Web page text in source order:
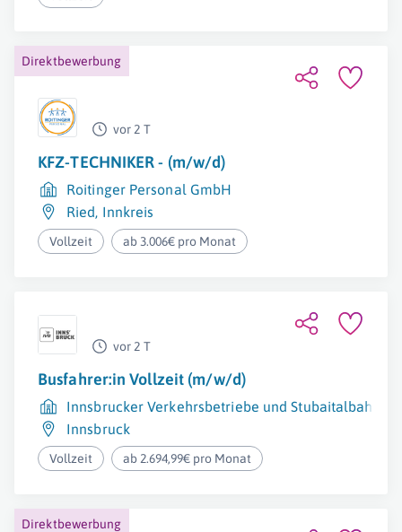
Direktbewerbung
vor 2 T
KFZ-TECHNIKER - (m/w/d)
Roitinger Personal GmbH
Ried, Innkreis
Vollzeit ab 3.006€ pro Monat
vor 2 T
Busfahrer:in Vollzeit (m/w/d)
Innsbrucker Verkehrsbetriebe und Stubaitalbahn
Innsbruck
Vollzeit ab 2.694,99€ pro Monat
Direktbewerbung